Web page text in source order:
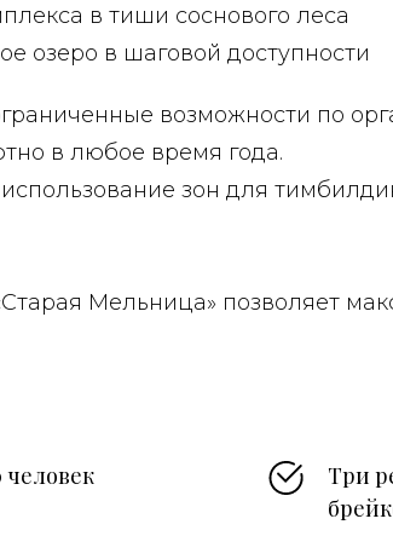
в тиши соснового леса
озеро в шаговой доступности
возможности по
в любое время года.
зон для
Мельница» позволяет
Три